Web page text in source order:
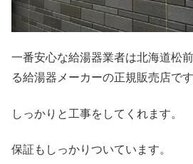
一番安心な給湯器業者は北海道松
る給湯器メーカーの正規販売店です
しっかりと工事をしてくれます。
保証もしっかりついています。